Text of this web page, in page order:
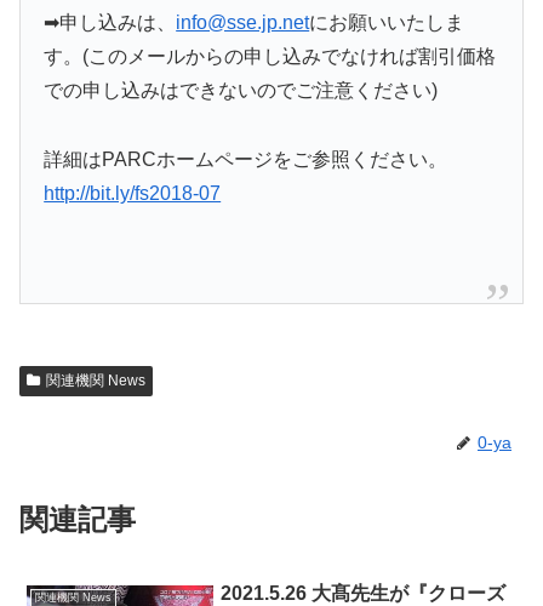
➡申し込みは、 info@sse.jp.netにお願いいたしま
す。(このメールからの申し込みでなければ割引価格
での申し込みはできないのでご注意ください)
詳細はPARCホームページをご参照ください。
http://bit.ly/fs2018-07
関連機関 News
0-ya
関連記事
関連機関 News
2021.5.26 大髙先生が『クローズ